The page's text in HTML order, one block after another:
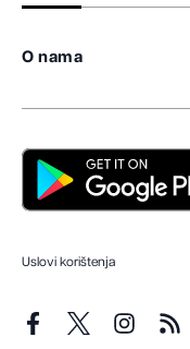
O nama
Uslovi korištenja